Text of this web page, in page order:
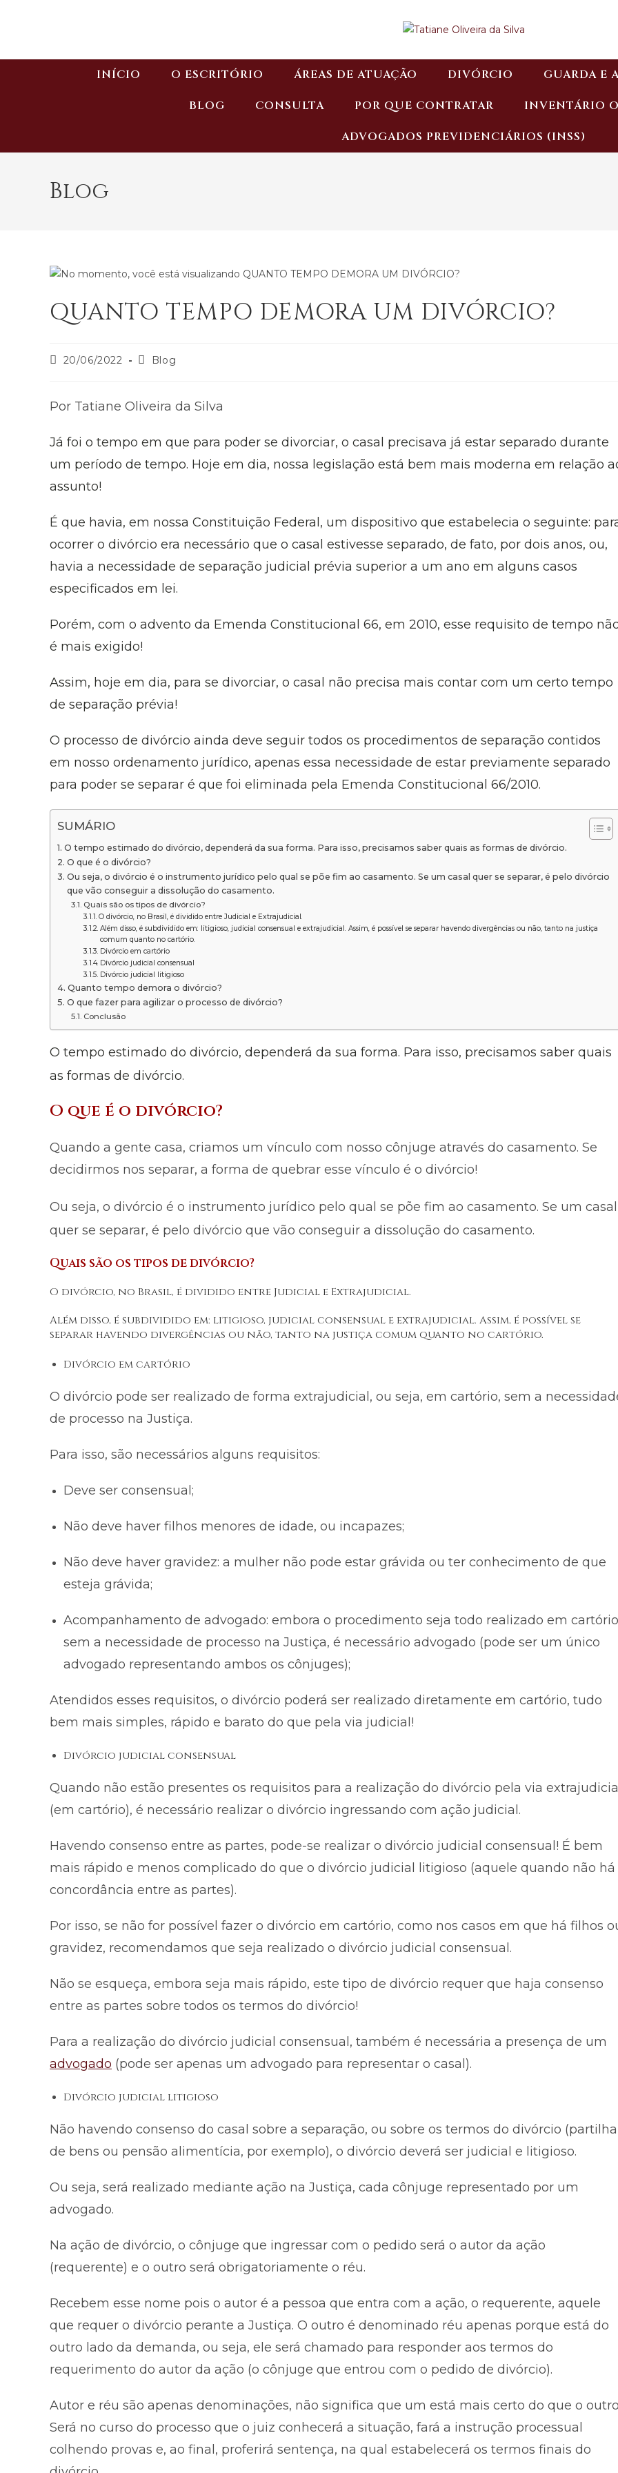
INÍCIO O ESCRITÓRIO ÁREAS DE ATUAÇÃO DIVÓRCIO GUARDA E
BLOG CONSULTA POR QUE CONTRATAR INVENTÁRIO
ADVOGADOS PREVIDENCIÁRIOS (INSS)
Blog
QUANTO TEMPO DEMORA UM DIVÓRCIO?
20/06/2022 Blog
Por Tatiane Oliveira da Silva
Já foi o tempo em que para poder se divorciar, o casal precisava já estar separado durante
um período de tempo. Hoje em dia, nossa legislação está bem mais moderna em relação
assunto!
É que havia, em nossa Constituição Federal, um dispositivo que estabelecia o seguinte:
ocorrer o divórcio era necessário que o casal estivesse separado, de fato, por dois anos, ou,
havia a necessidade de separação judicial prévia superior a um ano em alguns casos
especificados em lei.
Porém, com o advento da Emenda Constitucional 66, em 2010, esse requisito de tempo
é mais exigido!
Assim, hoje em dia, para se divorciar, o casal não precisa mais contar com um certo tempo
de separação prévia!
O processo de divórcio ainda deve seguir todos os procedimentos de separação contidos
em nosso ordenamento jurídico, apenas essa necessidade de estar previamente separado
para poder se separar é que foi eliminada pela Emenda Constitucional 66/2010.
SUMÁRIO
O tempo estimado do divórcio, dependerá da sua forma. Para isso, precisamos saber quais as formas de divórcio.
O que é o divórcio?
Ou seja, o divórcio é o instrumento jurídico pelo qual se põe fim ao casamento. Se um casal quer se separar, é pelo divórcio
que vão conseguir a dissolução do casamento.
Quais são os tipos de divórcio?
O divórcio, no Brasil, é dividido entre Judicial e Extrajudicial.
Além disso, é subdividido em: litigioso, judicial consensual e extrajudicial. Assim, é possível se separar havendo divergências ou não, tanto na justiça
comum quanto no cartório.
Divórcio em cartório
Divórcio judicial consensual
Divórcio judicial litigioso
Quanto tempo demora o divórcio?
O que fazer para agilizar o processo de divórcio?
Conclusão
O tempo estimado do divórcio, dependerá da sua forma. Para isso, precisamos saber quais
as formas de divórcio.
O que é o divórcio?
Quando a gente casa, criamos um vínculo com nosso cônjuge através do casamento. Se
decidirmos nos separar, a forma de quebrar esse vínculo é o divórcio!
Ou seja, o divórcio é o instrumento jurídico pelo qual se põe fim ao casamento. Se um casal
quer se separar, é pelo divórcio que vão conseguir a dissolução do casamento.
Quais são os tipos de divórcio?
O divórcio, no Brasil, é dividido entre Judicial e Extrajudicial.
Além disso, é subdividido em: litigioso, judicial consensual e extrajudicial. Assim, é possível se
separar havendo divergências ou não, tanto na justiça comum quanto no cartório.
Divórcio em cartório
O divórcio pode ser realizado de forma extrajudicial, ou seja, em cartório, sem a
de processo na Justiça.
Para isso, são necessários alguns requisitos:
Deve ser consensual;
Não deve haver filhos menores de idade, ou incapazes;
Não deve haver gravidez: a mulher não pode estar grávida ou ter conhecimento de que
esteja grávida;
Acompanhamento de advogado: embora o procedimento seja todo realizado em
sem a necessidade de processo na Justiça, é necessário advogado (pode ser um único
advogado representando ambos os cônjuges);
Atendidos esses requisitos, o divórcio poderá ser realizado diretamente em cartório, tudo
bem mais simples, rápido e barato do que pela via judicial!
Divórcio judicial consensual
Quando não estão presentes os requisitos para a realização do divórcio pela via
(em cartório), é necessário realizar o divórcio ingressando com ação judicial.
Havendo consenso entre as partes, pode-se realizar o divórcio judicial consensual! É bem
mais rápido e menos complicado do que o divórcio judicial litigioso (aquele quando não há
concordância entre as partes).
Por isso, se não for possível fazer o divórcio em cartório, como nos casos em que há filhos
gravidez, recomendamos que seja realizado o divórcio judicial consensual.
Não se esqueça, embora seja mais rápido, este tipo de divórcio requer que haja consenso
entre as partes sobre todos os termos do divórcio!
Para a realização do divórcio judicial consensual, também é necessária a presença de um
advogado (pode ser apenas um advogado para representar o casal).
Divórcio judicial litigioso
Não havendo consenso do casal sobre a separação, ou sobre os termos do divórcio (partilha
de bens ou pensão alimentícia, por exemplo), o divórcio deverá ser judicial e litigioso.
Ou seja, será realizado mediante ação na Justiça, cada cônjuge representado por um
advogado.
Na ação de divórcio, o cônjuge que ingressar com o pedido será o autor da ação
(requerente) e o outro será obrigatoriamente o réu.
Recebem esse nome pois o autor é a pessoa que entra com a ação, o requerente, aquele
que requer o divórcio perante a Justiça. O outro é denominado réu apenas porque está do
outro lado da demanda, ou seja, ele será chamado para responder aos termos do
requerimento do autor da ação (o cônjuge que entrou com o pedido de divórcio).
Autor e réu são apenas denominações, não significa que um está mais certo do que o
Será no curso do processo que o juiz conhecerá a situação, fará a instrução processual
colhendo provas e, ao final, proferirá sentença, na qual estabelecerá os termos finais do